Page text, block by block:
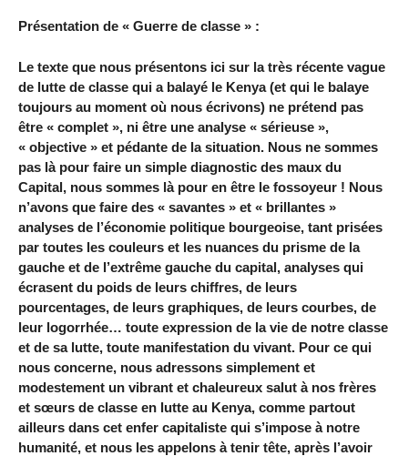
Présentation de « Guerre de classe » :
Le texte que nous présentons ici sur la très récente vague
de lutte de classe qui a balayé le Kenya (et qui le balaye
toujours au moment où nous écrivons) ne prétend pas
être « complet », ni être une analyse « sérieuse »,
« objective » et pédante de la situation. Nous ne sommes
pas là pour faire un simple diagnostic des maux du
Capital, nous sommes là pour en être le fossoyeur ! Nous
n’avons que faire des « savantes » et « brillantes »
analyses de l’économie politique bourgeoise, tant prisées
par toutes les couleurs et les nuances du prisme de la
gauche et de l’extrême gauche du capital, analyses qui
écrasent du poids de leurs chiffres, de leurs
pourcentages, de leurs graphiques, de leurs courbes, de
leur logorrhée… toute expression de la vie de notre classe
et de sa lutte, toute manifestation du vivant. Pour ce qui
nous concerne, nous adressons simplement et
modestement un vibrant et chaleureux salut à nos frères
et sœurs de classe en lutte au Kenya, comme partout
ailleurs dans cet enfer capitaliste qui s’impose à notre
humanité, et nous les appelons à tenir tête, après l’avoir